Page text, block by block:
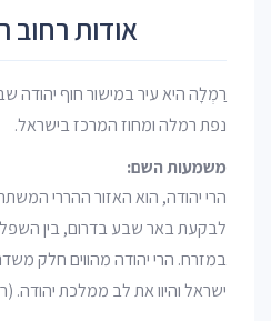
אודות רחוב
רַמְלָה היא עיר במישור חוף יהודה
נפת רמלה ומחוז המרכז בישראל.
משמעות השם:
הרי יהודה, הוא האזור ההררי
לבקעת באר שבע בדרום, בין
במזרח. הרי יהודה מהווים חלק
ישראל והיוו את לב ממלכת יהודה.